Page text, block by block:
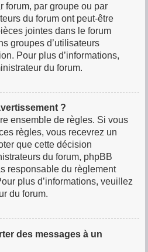
forum, par groupe ou par
du forum ont peut-être
jointes dans le forum
groupes d’utilisateurs
Pour plus d’informations,
du forum.
?
ensemble de règles. Si vous
règles, vous recevrez un
que cette décision
du forum, phpBB
responsable du règlement
plus d’informations, veuillez
du forum.
des messages à un